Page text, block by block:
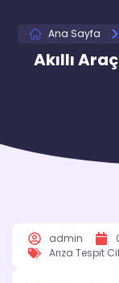
Ana Sayfa
Akıllı
admin
Arıza Tespit